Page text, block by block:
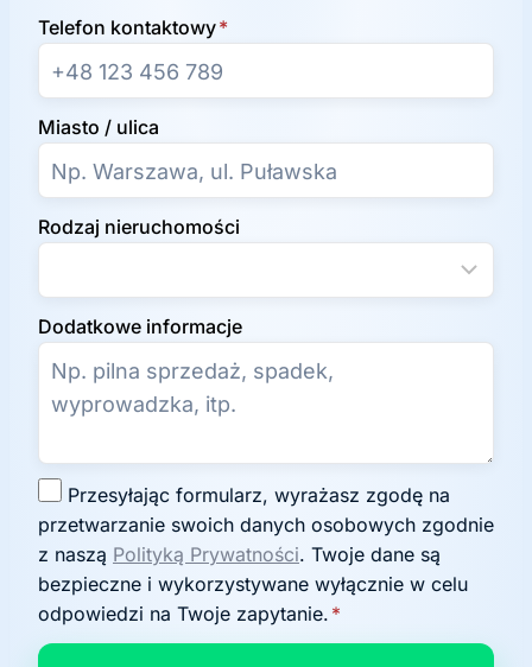
Telefon kontaktowy*
Miasto / ulica
Rodzaj nieruchomości
Dodatkowe informacje
g
o
d
a
n
przetwarzanie swoich danych osobowych zgodnie
z naszą Polityką Prywatności. Twoje dane są
bezpieczne i wykorzystywane wyłącznie w celu
odpowiedzi na Twoje zapytanie. *